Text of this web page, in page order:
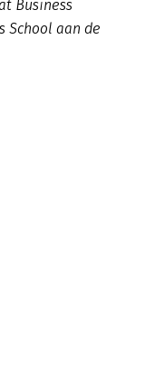
Business
School aan de